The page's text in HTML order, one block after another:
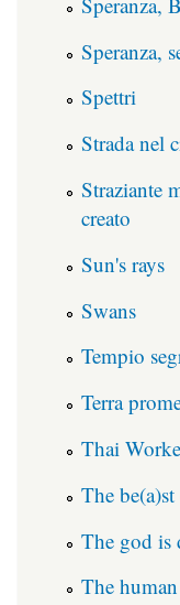
Speranza,
Spettri
Strada nel
Straziante
creato
Sun's rays
Swans
Tempio
Terra
Thai
The
The god is
The